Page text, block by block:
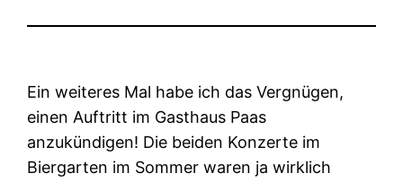
Ein weiteres Mal habe ich das Vergnügen,
einen Auftritt im Gasthaus Paas
anzukündigen! Die beiden Konzerte im
Biergarten im Sommer waren ja wirklich